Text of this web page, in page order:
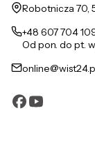
Adres:
Robotnicza 70,
+48 607 704
Od pon. do pt.